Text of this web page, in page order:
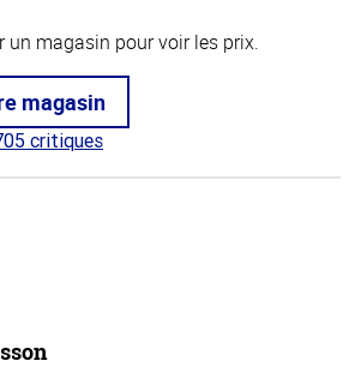
un magasin pour voir les prix.
magasin
critiques